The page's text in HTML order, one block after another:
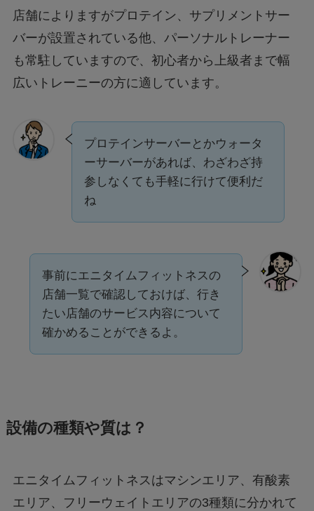
店舗によりますがプロテイン、サプリメントサー
バーが設置されている他、パーソナルトレーナー
も常駐していますので、初心者から上級者まで幅
広いトレーニーの方に適しています。
プロテインサーバーとかウォータ
ーサーバーがあれば、わざわざ持
参しなくても手軽に行けて便利だ
ね
事前にエニタイムフィットネスの
店舗一覧で確認しておけば、行き
たい店舗のサービス内容について
確かめることができるよ。
設備の種類や質は？
エニタイムフィットネスはマシンエリア、有酸素
エリア、フリーウェイトエリアの3種類に分かれて